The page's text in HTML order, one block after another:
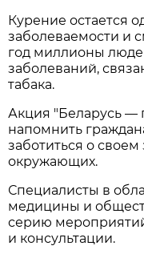
Курение остается
заболеваемости и
год миллионы
заболеваний,
табака.
Акция "Беларусь —
напомнить
заботиться о
окружающих.
Специалисты в
медицины и
серию
и консультации.